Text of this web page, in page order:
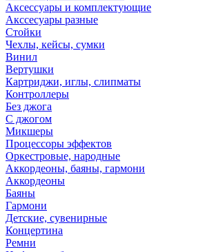
Аксессуары и комплектующие
Акссесуары разные
Стойки
Чехлы, кейсы, сумки
Винил
Вертушки
Картриджи, иглы, слипматы
Контроллеры
Без джога
С джогом
Микшеры
Процессоры эффектов
Оркестровые, народные
Аккордеоны, баяны, гармони
Аккордеоны
Баяны
Гармони
Детские, сувенирные
Концертина
Ремни